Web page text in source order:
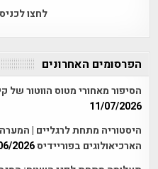
לחצו
הפרסומים האחרונים
הסיפור מאחורי מטוס הווטור של
11/07/2026
היסטוריה מתחת לרגליים |
הארכיאולוגים בפוריידיס2026